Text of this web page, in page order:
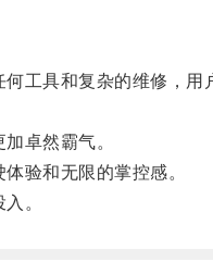
具和复杂的维修，用
卓然霸气。
验和无限的掌控感。
。